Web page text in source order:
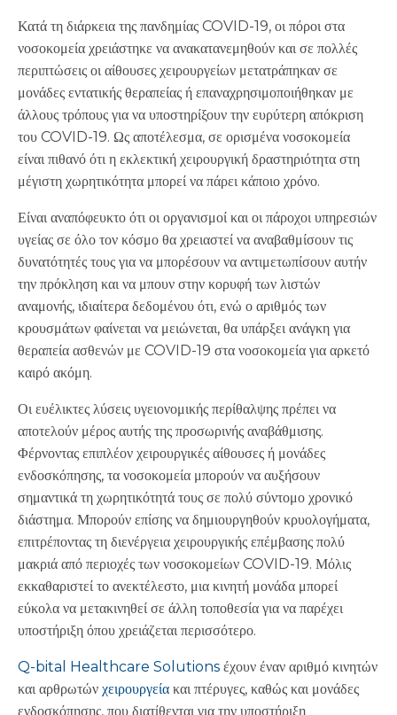
Κατά τη διάρκεια της πανδημίας COVID-19, οι πόροι στα
νοσοκομεία χρειάστηκε να ανακατανεμηθούν και σε πολλές
περιπτώσεις οι αίθουσες χειρουργείων μετατράπηκαν σε
μονάδες εντατικής θεραπείας ή επαναχρησιμοποιήθηκαν με
άλλους τρόπους για να υποστηρίξουν την ευρύτερη απόκριση
του COVID-19. Ως αποτέλεσμα, σε ορισμένα νοσοκομεία
είναι πιθανό ότι η εκλεκτική χειρουργική δραστηριότητα στη
μέγιστη χωρητικότητα μπορεί να πάρει κάποιο χρόνο.
Είναι αναπόφευκτο ότι οι οργανισμοί και οι πάροχοι υπηρεσιών
υγείας σε όλο τον κόσμο θα χρειαστεί να αναβαθμίσουν τις
δυνατότητές τους για να μπορέσουν να αντιμετωπίσουν αυτήν
την πρόκληση και να μπουν στην κορυφή των λιστών
αναμονής, ιδιαίτερα δεδομένου ότι, ενώ ο αριθμός των
κρουσμάτων φαίνεται να μειώνεται, θα υπάρξει ανάγκη για
θεραπεία ασθενών με COVID-19 στα νοσοκομεία για αρκετό
καιρό ακόμη.
Οι ευέλικτες λύσεις υγειονομικής περίθαλψης πρέπει να
αποτελούν μέρος αυτής της προσωρινής αναβάθμισης.
Φέρνοντας επιπλέον χειρουργικές αίθουσες ή μονάδες
ενδοσκόπησης, τα νοσοκομεία μπορούν να αυξήσουν
σημαντικά τη χωρητικότητά τους σε πολύ σύντομο χρονικό
διάστημα. Μπορούν επίσης να δημιουργηθούν κρυολογήματα,
επιτρέποντας τη διενέργεια χειρουργικής επέμβασης πολύ
μακριά από περιοχές των νοσοκομείων COVID-19. Μόλις
εκκαθαριστεί το ανεκτέλεστο, μια κινητή μονάδα μπορεί
εύκολα να μετακινηθεί σε άλλη τοποθεσία για να παρέχει
υποστήριξη όπου χρειάζεται περισσότερο.
Q-bital Healthcare Solutions έχουν έναν αριθμό κινητών
και αρθρωτών χειρουργεία και πτέρυγες, καθώς και μονάδες
ενδοσκόπησης, που διατίθενται για την υποστήριξη